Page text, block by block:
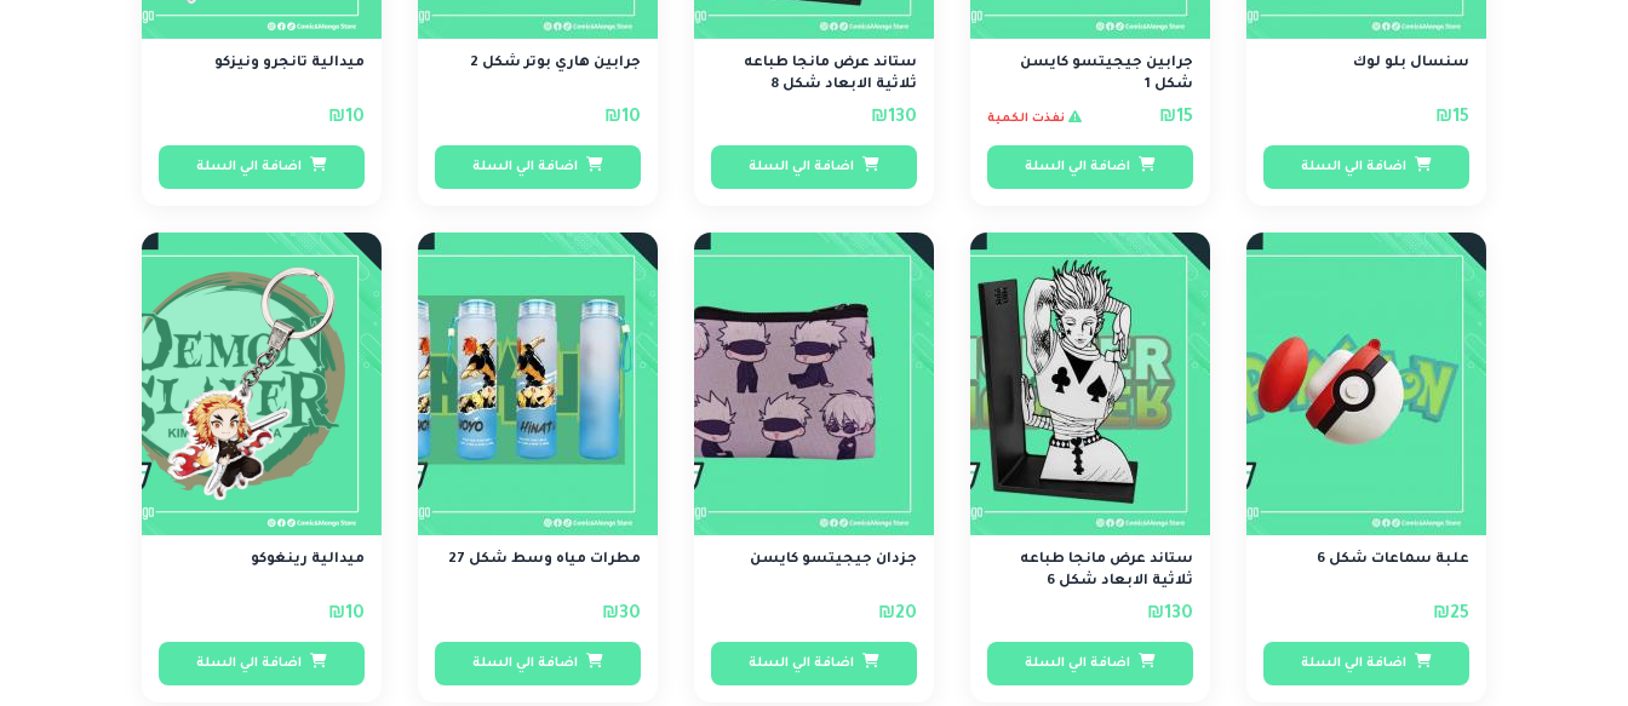
سنسال بلو لوك
₪15
اضافة الي السلة
جرابين جيجيتسو كايسن
شكل 1
₪15 نفذت الكمية
اضافة الي السلة
ستاند عرض مانجا طباعه
ثلاثية الابعاد شكل 8
₪130
اضافة الي السلة
جرابين هاري بوتر شكل 2
₪10
اضافة الي السلة
ميدالية تانجرو ونيزكو
₪10
اضافة الي السلة
علبة سماعات شكل 6
₪25
اضافة الي السلة
ستاند عرض مانجا طباعه
ثلاثية الابعاد شكل 6
₪130
اضافة الي السلة
جزدان جيجيتسو كايسن
₪20
اضافة الي السلة
مطرات مياه وسط شكل 27
₪30
اضافة الي السلة
ميدالية رينغوكو
₪10
اضافة الي السلة